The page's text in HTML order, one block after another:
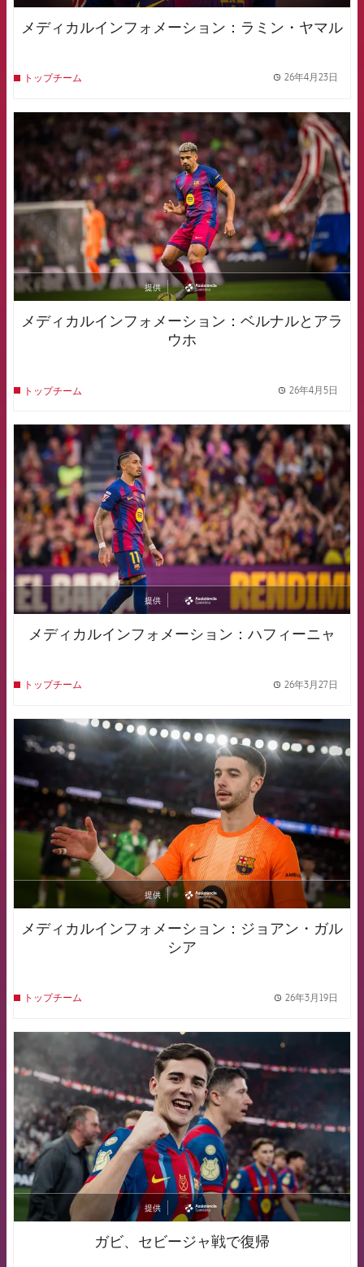
メディカルインフォメーション：ラミン・ヤマル
トップチーム 26年4月23日
FCB Barcelona badge
提供
asistencia
メディカルインフォメーション：ベルナルとアラ
ウホ
トップチーム 26年4月5日
FCB Barcelona badge
提供
asistencia
メディカルインフォメーション：ハフィーニャ
トップチーム 26年3月27日
FCB Barcelona badge
提供
asistencia
メディカルインフォメーション：ジョアン・ガル
シア
トップチーム 26年3月19日
FCB Barcelona badge
提供
asistencia
ガビ、セビージャ戦で復帰